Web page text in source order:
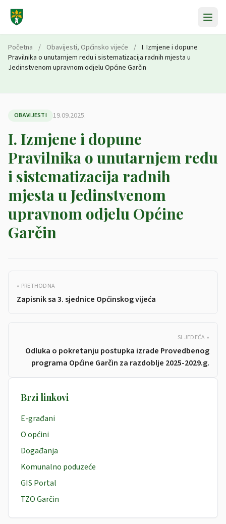
Početna / Obavijesti, Općinsko vijeće / I. Izmjene i dopune
Pravilnika o unutarnjem redu i sistematizacija radnih mjesta u
Jedinstvenom upravnom odjelu Općine Garčin
OBAVIJESTI 19.09.2025.
I. Izmjene i dopune
Pravilnika o unutarnjem redu
i sistematizacija radnih
mjesta u Jedinstvenom
upravnom odjelu Općine
Garčin
« PRETHODNA
Zapisnik sa 3. sjednice Općinskog vijeća
SLJEDEĆA »
Odluka o pokretanju postupka izrade Provedbenog
programa Općine Garčin za razdoblje 2025-2029.g.
Brzi linkovi
E-građani
O općini
Događanja
Komunalno poduzeće
GIS Portal
TZO Garčin